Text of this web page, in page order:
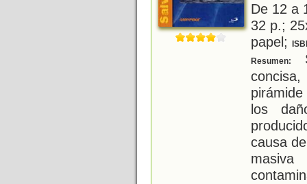
De 12 a
32 p.;
papel;
Resumen:
los
causa